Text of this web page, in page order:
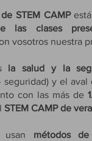
STEM CAMPestá
las clases
vosotros nuestra
la salud y la
y el
con las más de
STEM CAMP de
usan métodos